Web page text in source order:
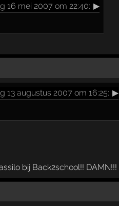
16 mei 2007 om 22:40: ▶
augustus 2007 om 16:25: ▶
bij Back2school!! DAMN!!!